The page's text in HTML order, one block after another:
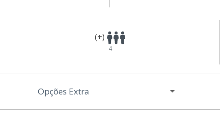
(+)
4
Opções Extra